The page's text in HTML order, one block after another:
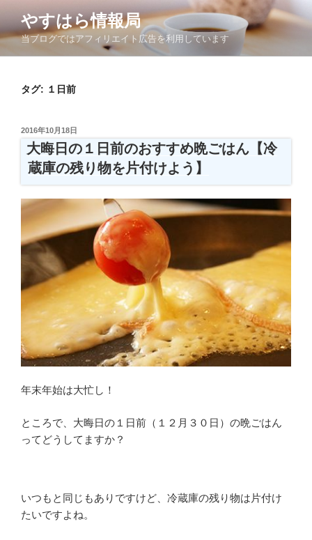
テ
ン
やすはら情報局
当ブログではアフィリエイト広告を利用しています
タグ: １日前
投
日:
2016年10月18日
大晦日の１日前のおすすめ晩ごはん【冷
蔵庫の残り物を片付けよう】
年末年始は大忙し！
ところで、大晦日の１日前（１２月３０日）の晩ごはん
ってどうしてますか？
いつもと同じもありですけど、冷蔵庫の残り物は片付け
たいですよね。